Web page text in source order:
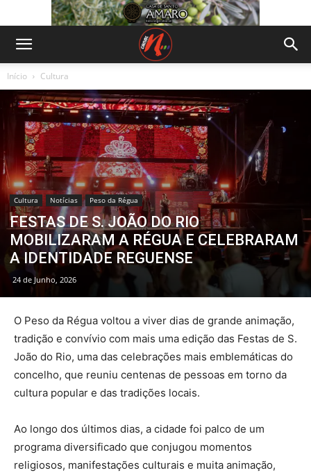
Início Cultura
Cultura Notícias Peso da Régua
FESTAS DE S. JOÃO DO RIO
MOBILIZARAM A RÉGUA E CELEBRARAM
A IDENTIDADE REGUENSE
24 de Junho, 2026
O Peso da Régua voltou a viver dias de grande animação,
tradição e convívio com mais uma edição das Festas de S.
João do Rio, uma das celebrações mais emblemáticas do
concelho, que reuniu centenas de pessoas em torno da
cultura popular e das tradições locais.
Ao longo dos últimos dias, a cidade foi palco de um
programa diversificado que conjugou momentos
religiosos, manifestações culturais e muita animação,